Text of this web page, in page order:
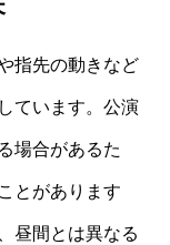
指先の動きなど
ています。公演
場合があるた
とがあります
昼間とは異なる